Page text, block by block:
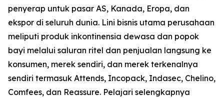
penyerap untuk pasar AS, Kanada, Eropa, dan
ekspor di seluruh dunia. Lini bisnis utama perusahaan
meliputi produk inkontinensia dewasa dan popok
bayi melalui saluran ritel dan penjualan langsung ke
konsumen, merek sendiri, dan merek terkenalnya
sendiri termasuk Attends, Incopack, Indasec, Chelino,
Comfees, dan Reassure. Pelajari selengkapnya